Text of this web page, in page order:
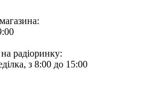
радіоринку:
з 8:00 до 15:00